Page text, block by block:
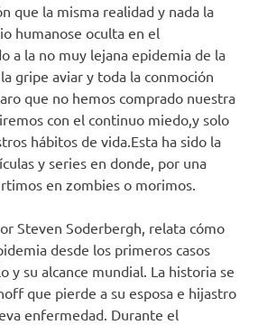
que la misma realidad y nada la
humanose oculta en el
a la no muy lejana epidemia de la
gripe aviar y toda la conmoción
que no hemos comprado nuestra
con el continuo miedo,y solo
hábitos de vida.Esta ha sido la
y series en donde, por una
en zombies o morimos.
Steven Soderbergh, relata cómo
desde los primeros casos
y su alcance mundial. La historia se
que pierde a su esposa e hijastro
enfermedad. Durante el